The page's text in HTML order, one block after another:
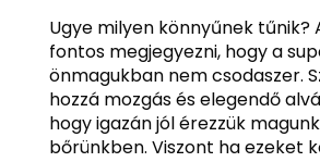
Ugye milyen könnyűnek tűnik?
fontos megjegyezni, hogy a
önmagukban nem csodaszer.
hozzá mozgás és elegendő
hogy igazán jól érezzük
bőrünkben. Viszont ha ezeket